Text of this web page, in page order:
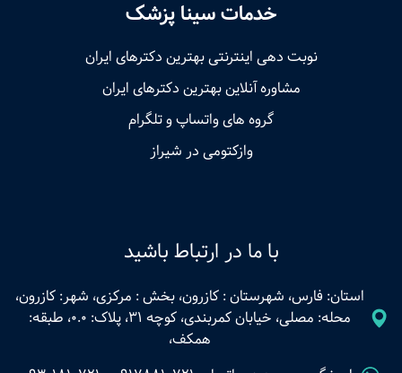
خدمات سینا پزشک
نوبت‌ دهی اینترنتی بهترین دکترهای ایران
مشاوره آنلاین بهترین دکترهای ایران
گروه های واتساپ و تلگرام
وازکتومی در شیراز
با ما در ارتباط باشید
استان: فارس، شهرستان : کازرون، بخش : مرکزی، شهر: کازرون،
محله: مصلی، خیابان کمربندی، کوچه 31، پلاک: 0.0، طبقه:
همکف،